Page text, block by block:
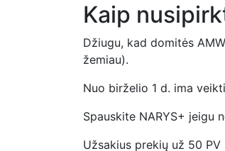
Kaip
Džiugu, kad domitės
žemiau).
Nuo birželio 1 d. ima
Spauskite NARYS+ jeigu
Užsakius prekių už 50